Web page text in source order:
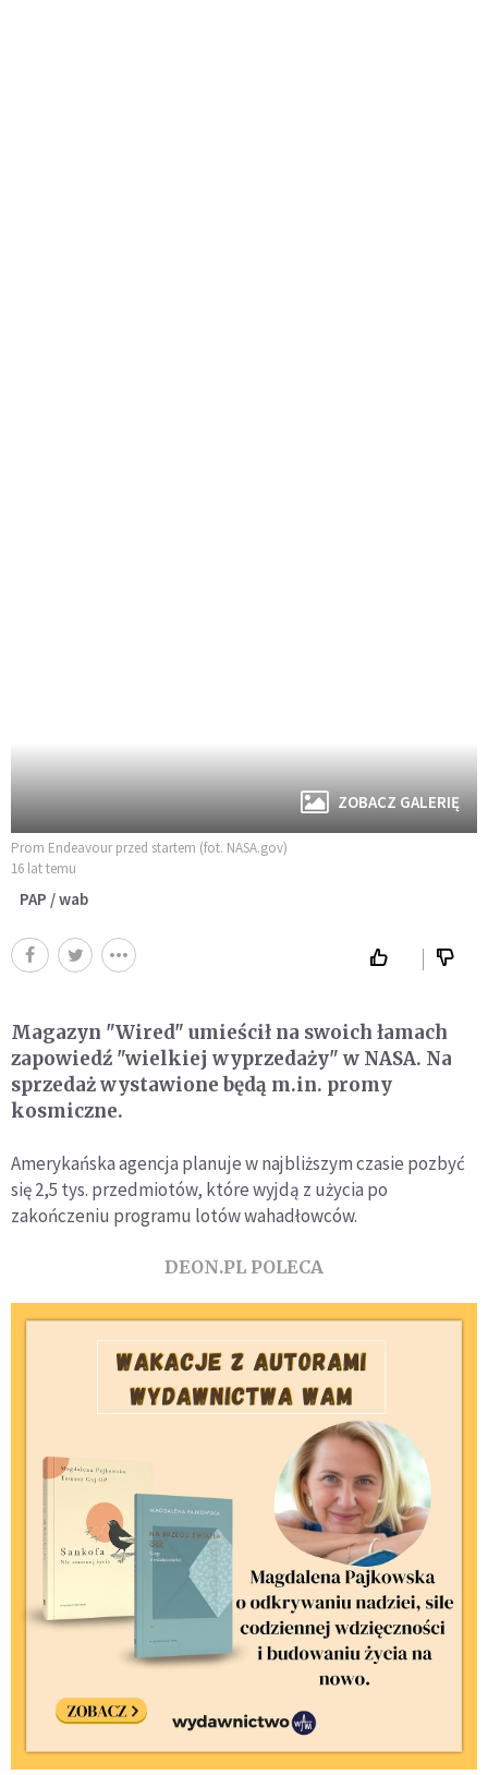
ZOBACZ GALERIĘ
Prom Endeavour przed startem (fot. NASA.gov)
16 lat temu
PAP / wab
Magazyn "Wired" umieścił na swoich łamach
zapowiedź "wielkiej wyprzedaży" w NASA. Na
sprzedaż wystawione będą m.in. promy
kosmiczne.
Amerykańska agencja planuje w najbliższym czasie pozbyć
się 2,5 tys. przedmiotów, które wyjdą z użycia po
zakończeniu programu lotów wahadłowców.
DEON.PL POLECA